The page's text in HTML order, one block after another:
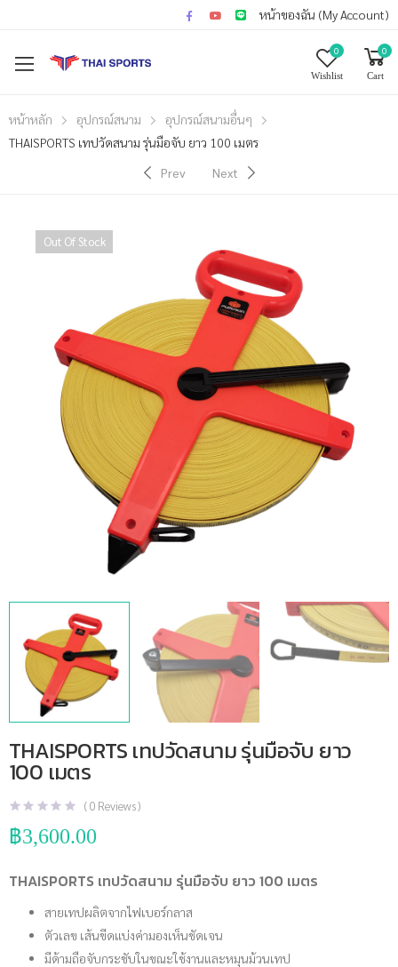
หน้าของฉัน (My Account)
0
Wishlist
0
Cart
หน้าหลัก อุปกรณ์สนาม
อุปกรณ์สนามอื่นๆ
THAISPORTS เทปวัดสนาม รุ่นมือจับ ยาว 100 เมตร
Prev
Next
Out Of Stock
THAISPORTS เทปวัดสนาม รุ่นมือจับ ยาว
100 เมตร
(0 Reviews )
฿3,600.00
THAISPORTS เทปวัดสนาม รุ่นมือจับ ยาว 100 เมตร
สายเทปผลิตจากไฟเบอร์กลาส
ตัวเลข เส้นขีดแบ่งค่ามองเห็นชัดเจน
มีด้ามถือจับกระชับในขณะใช้งานและหมุนม้วนเทป